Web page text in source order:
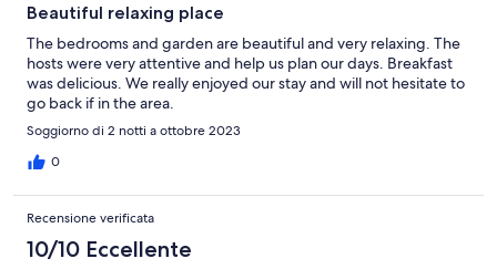
Beautiful relaxing place
The bedrooms and garden are beautiful and very relaxing. The
hosts were very attentive and help us plan our days. Breakfast
was delicious. We really enjoyed our stay and will not hesitate to
go back if in the area.
Soggiorno di 2 notti a ottobre 2023
0
Recensione verificata
10/10 Eccellente